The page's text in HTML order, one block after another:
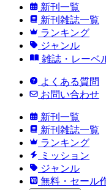
新刊一覧
新刊雑誌一覧
ランキング
ジャンル
雑誌・レーベ
よくある質問
お問い合わせ
新刊一覧
新刊雑誌一覧
ランキング
ミッション
ジャンル
無料・セール